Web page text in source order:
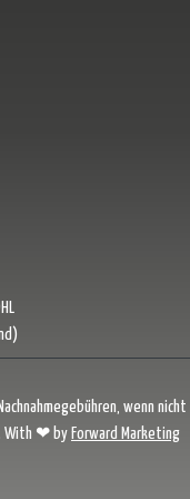
wenn
With ❤ by Forward Marketing